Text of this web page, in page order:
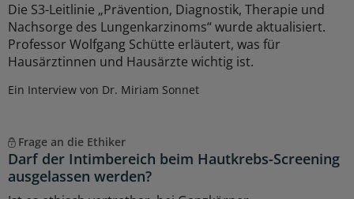
Die S3-Leitlinie „Prävention, Diagnostik, Therapie und
Nachsorge des Lungenkarzinoms“ wurde aktualisiert.
Professor Wolfgang Schütte erläutert, was für
Hausärztinnen und Hausärzte wichtig ist.
Ein Interview von Dr. Miriam Sonnet
Frage an die Ethiker
Darf der Intimbereich beim Hautkrebs-Screening
ausgelassen werden?